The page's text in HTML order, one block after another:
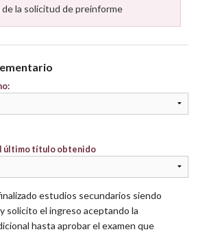
de la solicitud de preinforme
último título obtenido
estudios secundarios siendo
solicito el ingreso aceptando la
hasta aprobar el examen que